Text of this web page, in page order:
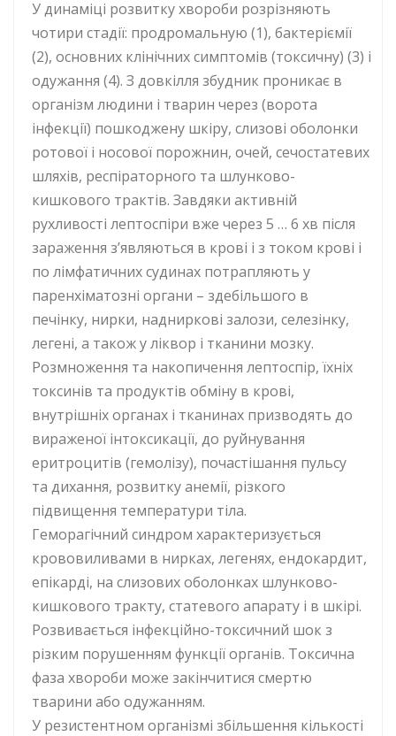
У динаміці розвитку хвороби розрізняють
чотири стадії: продромальную (1), бактеріємії
(2), основних клінічних симптомів (токсичну) (3) і
одужання (4). З довкілля збудник проникає в
організм людини і тварин через (ворота
інфекції) пошкоджену шкіру, слизові оболонки
ротової і носової порожнин, очей, сечостатевих
шляхів, респіраторного та шлунково-
кишкового трактів. Завдяки активній
рухливості лептоспіри вже через 5 … 6 хв після
зараження з’являються в крові і з током крові і
по лімфатичних судинах потрапляють у
паренхіматозні органи – здебільшого в
печінку, нирки, надниркові залози, селезінку,
легені, а також у ліквор і тканини мозку.
Розмноження та накопичення лептоспір, їхніх
токсинів та продуктів обміну в крові,
внутрішніх органах і тканинах призводять до
вираженої інтоксикації, до руйнування
еритроцитів (гемолізу), почастішання пульсу
та дихання, розвитку анемії, різкого
підвищення температури тіла.
Геморагічний синдром характеризується
крововиливами в нирках, легенях, ендокардит,
епікарді, на слизових оболонках шлунково-
кишкового тракту, статевого апарату і в шкірі.
Розвивається інфекційно-токсичний шок з
різким порушенням функції органів. Токсична
фаза хвороби може закінчитися смертю
тварини або одужанням.
У резистентном організмі збільшення кількості